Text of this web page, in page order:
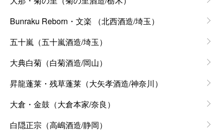
Bunraku Reborn・文楽 （北西酒造/埼玉）
五十嵐（五十嵐酒造/埼玉）
大典白菊（白菊酒造/岡山）
昇龍蓬莱・残草蓬莱（大矢孝酒造/神奈川）
大倉・金鼓（大倉本家/奈良）
白隠正宗（高嶋酒造/静岡）